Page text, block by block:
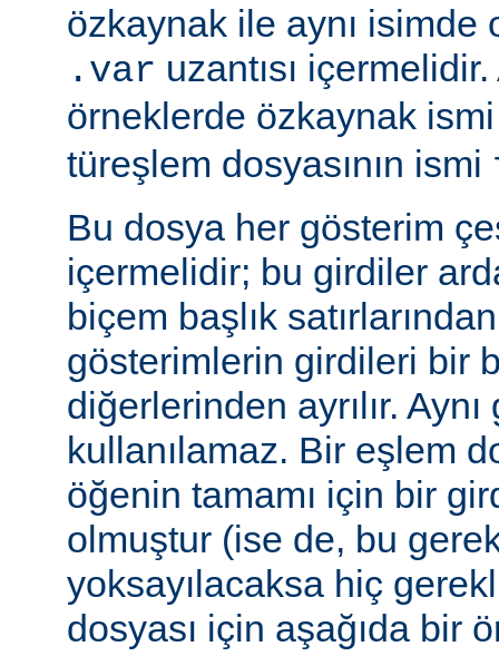
özkaynak ile aynı isimde
.var uzantısı
örneklerde özkaynak
türeşlem dosyasının ismi
Bu dosya her gösterim
içermelidir; bu girdiler
biçem başlık
gösterimlerin girdileri bir
diğerlerinden ayrılır.
kullanılamaz. Bir eşlem
öğenin tamamı için bir
olmuştur (ise de, bu
yoksayılacaksa hiç
dosyası için aşağıda bir